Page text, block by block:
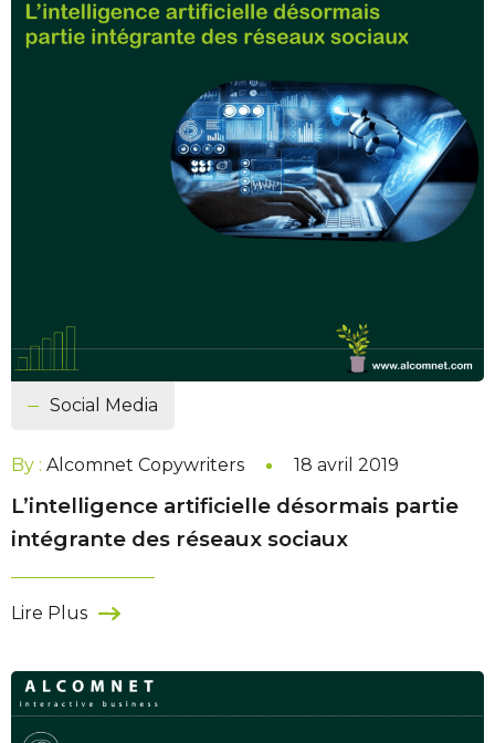
Social Media
By : Alcomnet Copywriters 18 avril 2019
L’intelligence artificielle désormais partie
intégrante des réseaux sociaux
Lire Plus